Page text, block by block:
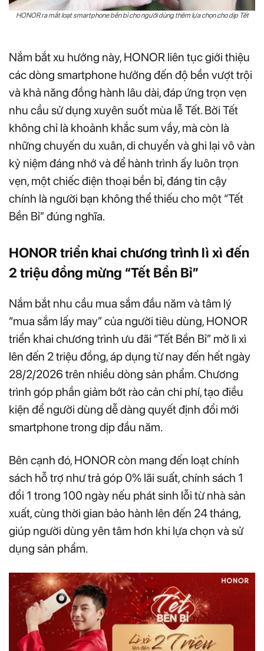
HONOR ra mắt loạt smartphone bền bỉ cho người dùng thêm lựa chọn cho dịp Tết
Nắm bắt xu hướng này, HONOR liên tục giới thiệu
các dòng smartphone hướng đến độ bền vượt trội
và khả năng đồng hành lâu dài, đáp ứng trọn vẹn
nhu cầu sử dụng xuyên suốt mùa lễ Tết. Bởi Tết
không chỉ là khoảnh khắc sum vầy, mà còn là
những chuyến du xuân, di chuyển và ghi lại vô vàn
kỷ niệm đáng nhớ và để hành trình ấy luôn trọn
vẹn, một chiếc điện thoại bền bỉ, đáng tin cậy
chính là người bạn không thể thiếu cho một “Tết
Bền Bỉ” đúng nghĩa.
HONOR triển khai chương trình lì xì đến
2 triệu đồng mừng “Tết Bền Bỉ”
Nắm bắt nhu cầu mua sắm đầu năm và tâm lý
“mua sắm lấy may” của người tiêu dùng, HONOR
triển khai chương trình ưu đãi “Tết Bền Bỉ” mở lì xì
lên đến 2 triệu đồng, áp dụng từ nay đến hết ngày
28/2/2026 trên nhiều dòng sản phẩm. Chương
trình góp phần giảm bớt rào cản chi phí, tạo điều
kiện để người dùng dễ dàng quyết định đổi mới
smartphone trong dịp đầu năm.
Bên cạnh đó, HONOR còn mang đến loạt chính
sách hỗ trợ như trả góp 0% lãi suất, chính sách 1
đổi 1 trong 100 ngày nếu phát sinh lỗi từ nhà sản
xuất, cùng thời gian bảo hành lên đến 24 tháng,
giúp người dùng yên tâm hơn khi lựa chọn và sử
dụng sản phẩm.